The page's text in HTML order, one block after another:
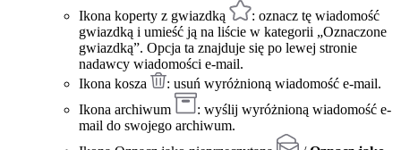
Ikona koperty z gwiazdką
: oznacz tę wiadomość
gwiazdką i umieść ją na liście w kategorii „Oznaczone
gwiazdką”. Opcja ta znajduje się po lewej stronie
nadawcy wiadomości e-mail.
Ikona kosza
: usuń wyróżnioną wiadomość e-mail.
Ikona archiwum
: wyślij wyróżnioną wiadomość e-
mail do swojego archiwum.